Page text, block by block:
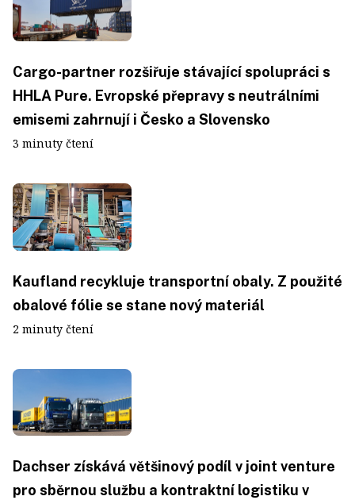
Cargo-partner rozšiřuje stávající spolupráci s
HHLA Pure. Evropské přepravy s neutrálními
emisemi zahrnují i Česko a Slovensko
3 minuty čtení
Kaufland recykluje transportní obaly. Z použité
obalové fólie se stane nový materiál
2 minuty čtení
Dachser získává většinový podíl v joint venture
pro sběrnou službu a kontraktní logistiku v